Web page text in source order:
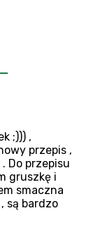
;))) ,
przepis ,
Do przepisu
gruszkę i
smaczna
są bardzo